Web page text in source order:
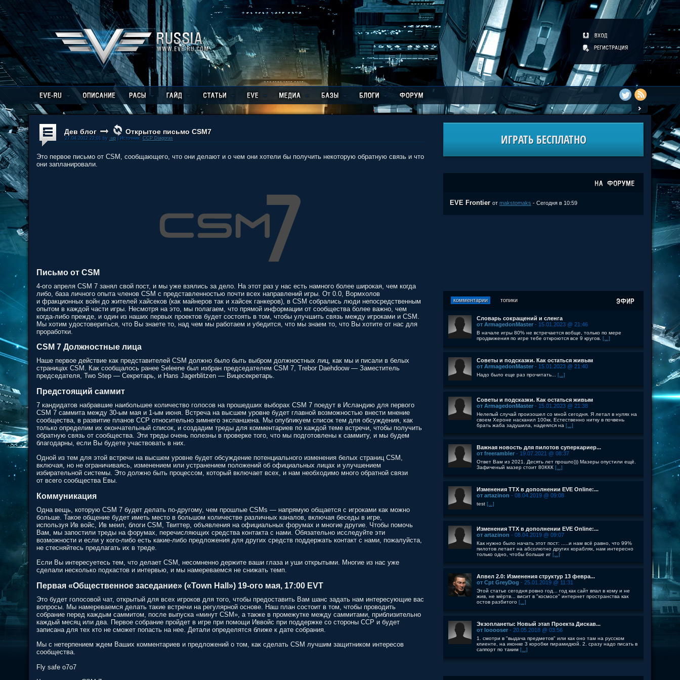
Дев блог Открытое письмо CSM7
27.04.2012 22:01 by .up| Источник: CCP Diagoras
Это первое письмо от CSM, сообщающего, что они делают и о чем они хотели бы получить некоторую обратную связь и что
они запланировали.
Письмо от CSM
4-ого апреля CSM 7 занял свой пост, и мы уже взялись за дело. На этот раз у нас есть намного более широкая, чем когда
либо, база личного опыта членов CSM с представленностью почти всех направлений игры. От 0.0, Вормхолов
и фракционных войн до жителей хайсеков (как майнеров так и хайсек ганкеров), в CSM собрались люди непосредственным
опытом в каждой части игры. Несмотря на это, мы полагаем, что прямой информации от сообщества более важно, чем
когда-либо прежде, и один из наших первых проектов будет состоять в том, чтобы улучшить связь между игроками и CSM.
Мы хотим удостовериться, что Вы знаете то, над чем мы работаем и убедится, что мы знаем то, что Вы хотите от нас для
проработки.
CSM 7 Должностные лица
Наше первое действие как представителей CSM должно было быть выбром должностных лиц, как мы и писали в белых
страницах CSM. Как сообщалось ранее Seleene был избран председателем CSM 7, Trebor Daehdoow — Заместитель
председателя, Two Step — Секретарь, и Hans Jagerblitzen — Вицесекретарь.
Предстоящий саммит
7 кандидатов набравшие наибольшее количество голосов на прошедших выборах CSM 7 поедут в Исландию для первого
CSM 7 саммита между 30-ым мая и 1-ым июня. Встреча на высшем уровне будет главной возможностью внести мнение
сообщества, в развитие планов CCP относительно зимнего экспаншена. Мы опубликуем список тем для обсуждения, как
только определим их окончательный список, и создадим треды для комментариев по каждой теме встречи, чтобы получить
обратную связь от сообщества. Эти треды очень полезны в проверке того, что мы подготовлены к саммиту, и мы будем
благодарны, если Вы будете участвовать в них.
Одной из тем для этой встречи на высшем уровне будет обсуждение потенциального изменения белых страниц CSM,
включая, но не ограничиваясь, изменением или устранением положений об официальных лицах и улучшением
избирательной системы. Это должно быть процессом, который включает всех, и нам необходимо много обратной связи
от всего сообщества Евы.
Коммуникация
Одна вещь, которую CSM 7 будет делать по-другому, чем прошлые CSMs — напрямую общается с игроками как можно
больше. Такое общение будет иметь место в большом количестве различных каналов, включая беседы в игре,
используя Ив войс, Ив меил, блоги CSM, Твиттер, объявления на официальных форумах и многие другие. Чтобы помочь
Вам, мы запостили треды на форумах, перечисляющих средства контакта с нами. Обязательно исследуйте эти
возможности и если у кого-либо есть какие-либо предложения для других средств поддержать контакт с нами, пожалуйста,
не стесняйтесь предлагать их в треде.
Если Вы интересуетесь тем, что делает CSM, несомненно держите ваши глаза и уши открытыми. Многие из нас уже
сделали несколько подкастов и интервью, и мы намереваемся не снижать темп.
Первая «Общественное заседание» («Town Hall») 19-ого мая, 17:00 EVT
Это будет голосовой чат, открытый для всех игроков для того, чтобы предоставить Вам шанс задать нам интересующие вас
вопросы. Мы намереваемся делать такие встречи на регулярной основе. Наш план состоит в том, чтобы проводить
собрание перед каждым саммитом, после выпуска «минут CSM», а также в промежутке между саммитами, приблизительно
каждый месяц или два. Первое собрание пройдет в игре при помощи Иввойс при поддержке со стороны CCP и будет
записана для тех кто не сможет попасть на нее. Детали определятся ближе к дате собрания.
Мы с нетерпением ждем Ваших комментариев и предложений о том, как сделать CSM лучшим защитником интересов
сообщества.
Fly safe o7o7
ИГРАТЬ БЕСПЛАТНО
EVE Frontier от makstomaks - Сегодня в 10:59
комментарии топики
Словарь сокращений и сленга
от ArmagedonMaster - 15.01.2023 @ 21:46
В начале игры 80% не встречается вобще, только по мере
продвижения по игре тебе откроются все 9 кругов. [...]
Советы и подсказки. Как остаться живым
от ArmagedonMaster - 15.01.2023 @ 21:40
Надо было еще раз прочитать... [...]
Советы и подсказки. Как остаться живым
от ArmagedonMaster - 15.01.2023 @ 21:38
Нелепый случай произошел со мной сегодня. Я летал в нулях на
своем Хероне насканил 100кк. Естественно нитку в почвень
брать жаба задушила, надеялся на [...]
Важная новость для пилотов суперкариер...
от freerambler - 19.07.2021 @ 08:37
Ответ Вам из 2021. Десять лет прошло))) Мазеры опустили ещё.
Зафиченый мазер стоит 80ККК [...]
Изменения ТТХ в дополнении EVE Online:...
от artazinon - 08.04.2019 @ 09:08
test [...]
Изменения ТТХ в дополнении EVE Online:...
от artazinon - 08.04.2019 @ 09:07
Как нужно было начать этот пост: .....и нам всё равно, что 99%
пилотов летает на абсолютно других кораблях, нам интересно
только одно, чтобы больше иг [...]
Апвел 2.0: Изменения структур 13 февра...
от Cpt GreyDog - 25.01.2019 @ 11:31
Этой статье сегодня ровно год... год как сайт впал в кому и не
жив, не мёртв... висит в "космосе" интернет пространства как
остов разбитого [...]
Экзопланеты: Новый этап Проекта Дискав...
от looooser - 20.05.2018 @ 03:56
1. смотри в "выдача предметов" или как оно там на русском
клиенте, на иконке 3 коробки пирамидкой. 2. сразу надо писать в
саппорт по таким [...]